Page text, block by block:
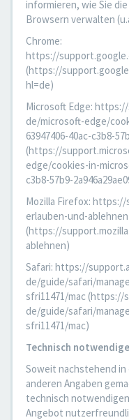
informieren, wie Sie
Browsern verwalten
Chrome:
https://
(https://
hl=de)
Microsoft Edge:
de/microsoft-edge/
63947406-40ac-c3b8-
(https://
edge/cookies-in-
c3b8-57b9-
Mozilla Firefox:
erlauben-und-ablehnen
(https://
ablehnen)
Safari: https://
de/guide/safari/
sfri11471/mac (https://
de/guide/safari/
sfri11471/mac)
Technisch
Soweit nachstehend
anderen Angaben
technisch
Angebot